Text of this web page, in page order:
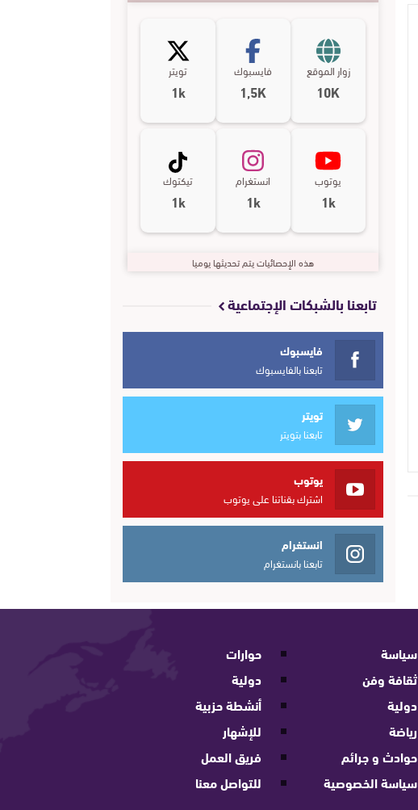
زوار الموقع
10K
فايسبوك
1,5K
تويتر
1k
يوتوب
1k
انستغرام
1k
تيكتوك
1k
هذه الإحصائيات يتم تحديثها يوميا
تابعنا بالشبكات الإجتماعية
فايسبوك
تابعنا بالفايسبوك
تويتر
تابعنا بتويتر
يوتوب
اشترك بقناتنا على يوتوب
انستغرام
تابعنا بانستغرام
سياسة
ثقافة وفن
دولية
رياضة
حوادث و جرائم
سياسة الخصوصية
حوارات
دولية
أنشطة حزبية
للإشهار
فريق العمل
للتواصل معنا